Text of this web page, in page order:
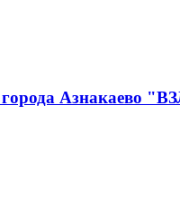
города Азнакаево